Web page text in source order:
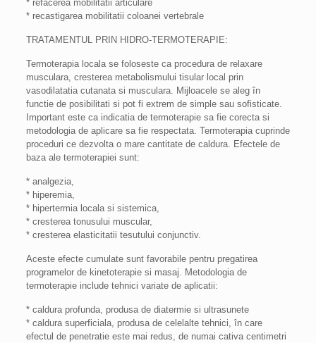
* refacerea mobilitatii articulare
* recastigarea mobilitatii coloanei vertebrale
TRATAMENTUL PRIN HIDRO-TERMOTERAPIE:
Termoterapia locala se foloseste ca procedura de relaxare
musculara, cresterea metabolismului tisular local prin
vasodilatatia cutanata si musculara. Mijloacele se aleg în
functie de posibilitati si pot fi extrem de simple sau sofisticate.
Important este ca indicatia de termoterapie sa fie corecta si
metodologia de aplicare sa fie respectata. Termoterapia cuprinde
proceduri ce dezvolta o mare cantitate de caldura. Efectele de
baza ale termoterapiei sunt:
* analgezia,
* hiperemia,
* hipertermia locala si sistemica,
* cresterea tonusului muscular,
* cresterea elasticitatii tesutului conjunctiv.
Aceste efecte cumulate sunt favorabile pentru pregatirea
programelor de kinetoterapie si masaj. Metodologia de
termoterapie include tehnici variate de aplicatii:
* caldura profunda, produsa de diatermie si ultrasunete
* caldura superficiala, produsa de celelalte tehnici, în care
efectul de penetratie este mai redus, de numai cativa centimetri